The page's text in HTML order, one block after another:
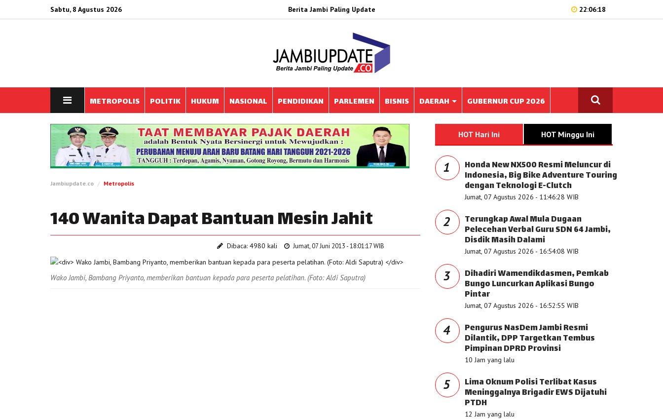
Sabtu, 8 Agustus 2026 Berita Jambi Paling Update 22:06:18
METROPOLIS POLITIK HUKUM NASIONAL PENDIDIKAN PARLEMEN BISNIS DAERAH GUBERNUR CUP 2026
Jambiupdate.co Metropolis
140 Wanita Dapat Bantuan Mesin Jahit
Dibaca: 4980 kali Jumat, 07 Juni 2013 - 18:01:17 WIB
Wako Jambi, Bambang Priyanto, memberikan bantuan kepada para peserta pelatihan. (Foto: Aldi Saputra)
HOT Hari Ini HOT Minggu Ini
1 Honda New NX500 Resmi Meluncur di
Indonesia, Big Bike Adventure Touring
dengan Teknologi E-Clutch
Jumat, 07 Agustus 2026 - 11:46:28 WIB
2 Terungkap Awal Mula Dugaan
Pelecehan Verbal Guru SDN 64 Jambi,
Disdik Masih Dalami
Jumat, 07 Agustus 2026 - 16:54:08 WIB
3 Dihadiri Wamendikdasmen, Pemkab
Bungo Luncurkan Aplikasi Bungo
Pintar
Jumat, 07 Agustus 2026 - 16:52:55 WIB
4 Pengurus NasDem Jambi Resmi
Dilantik, DPP Targetkan Tembus
Pimpinan DPRD Provinsi
10 Jam yang lalu
5 Lima Oknum Polisi Terlibat Kasus
Meninggalnya Brigadir EWS Dijatuhi
PTDH
12 Jam yang lalu